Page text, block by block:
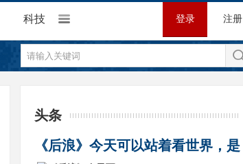
科技 登录 注册
头条
《后浪》今天可以站着看世界，是